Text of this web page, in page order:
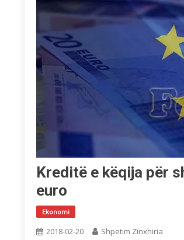
Kreditë e këqija për
euro
Ekonomi
2018-02-20 Shpetim Zinxhiria